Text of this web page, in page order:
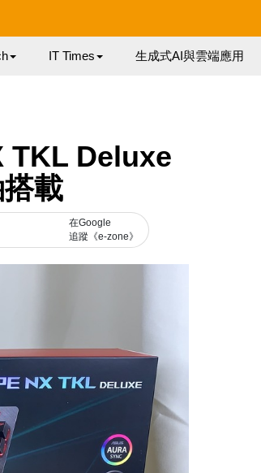
IT Times 生成式AI與雲端應用
TKL Deluxe
載
在Google
追蹤《e-zone》